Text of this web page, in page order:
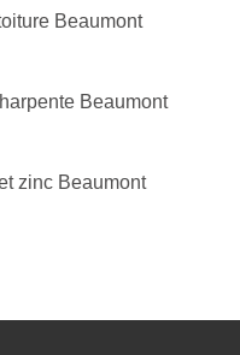
Beaumont
Beaumont
zinc Beaumont